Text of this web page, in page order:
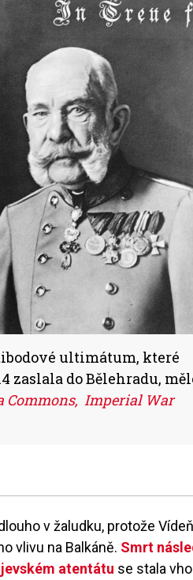
ultimátum, které
zaslala do Bělehradu,
Commons, Imperial War
v žaludku, protože
vlivu na Balkáně. Smrt
atentátu se stala